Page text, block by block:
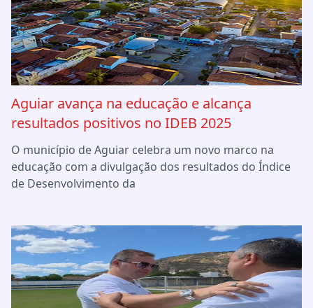
Aguiar avança na educação e alcança
resultados positivos no IDEB 2025
O município de Aguiar celebra um novo marco na
educação com a divulgação dos resultados do Índice
de Desenvolvimento da